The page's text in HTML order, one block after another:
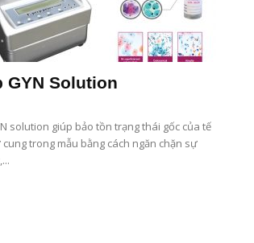
GYN Solution
solution giúp bảo tồn trạng thái gốc của tế
trong mẫu bằng cách ngăn chặn sự